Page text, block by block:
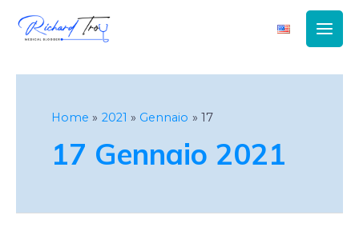
Main
Menu
Home 2021 Gennaio 17
17 Gennaio 2021